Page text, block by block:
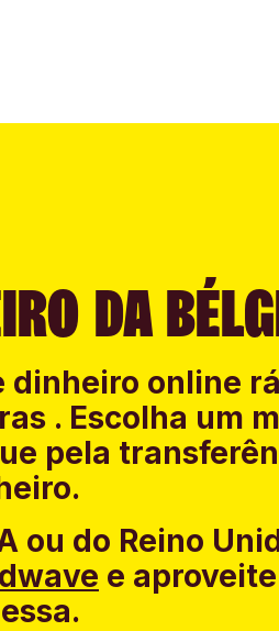
DA
dinheiro online
. Escolha um
pela
ou do Reino
e